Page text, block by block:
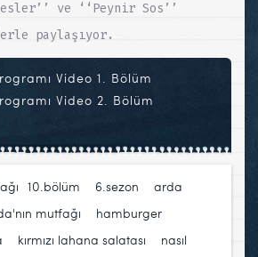
ve ‘‘Peynir Sos’’
paylaşıyor.
Video 1. Bölüm
Video 2. Bölüm
10.bölüm 6.sezon
arda
mutfağı hamburger
kırmızı lahana salatası
nasıl